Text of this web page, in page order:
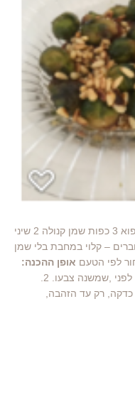
400 גרם חבילה כרוב ניצנים קפוא 3 כפות שמן קנולה 2 שיני
או כתושות 50 גרם צנוברים – קלוי במחבת בלי שמן
אופן ההכנה:
רק עד הזהבה,